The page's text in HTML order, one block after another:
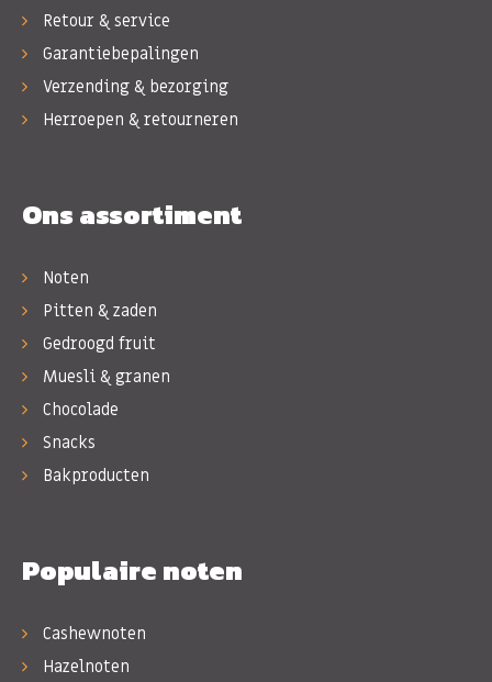
Retour & service
Garantiebepalingen
Verzending & bezorging
Herroepen & retourneren
Ons assortiment
Noten
Pitten & zaden
Gedroogd fruit
Muesli & granen
Chocolade
Snacks
Bakproducten
Populaire noten
Cashewnoten
Hazelnoten